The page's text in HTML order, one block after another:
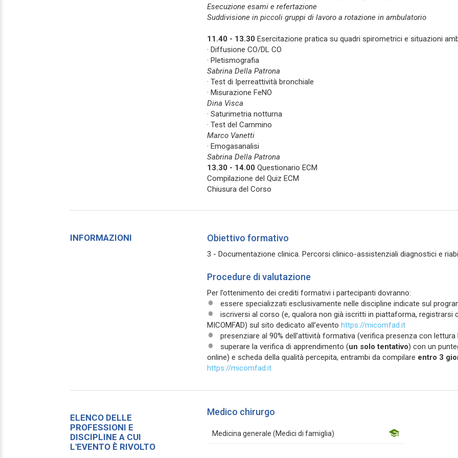
Esecuzione esami e refertazione
Suddivisione in piccoli gruppi di lavoro a rotazione in ambulatorio
11.40 - 13.30 Esercitazione pratica su quadri spirometrici e situazioni
· Diffusione CO/DL CO
· Pletismografia
Sabrina Della Patrona
· Test di Iperreattività bronchiale
· Misurazione FeNO
Dina Visca
· Saturimetria notturna
· Test del Cammino
Marco Vanetti
· Emogasanalisi
Sabrina Della Patrona
13.30 - 14.00 Questionario ECM
Compilazione del Quiz ECM
Chiusura del Corso
INFORMAZIONI Obiettivo formativo
3 - Documentazione clinica. Percorsi clinico-assistenziali diagnostici e
Procedure di valutazione
Per l’ottenimento dei crediti formativi i partecipanti dovranno:
essere specializzati esclusivamente nelle discipline indicate sul
iscriversi al corso (e, qualora non già iscritti in piattaforma,
MICOMFAD) sul sito dedicato all’evento https://micomfad.it
presenziare al 90% dell’attività formativa (verifica presenza con
superare la verifica di apprendimento (un solo tentativo) con un
online) e scheda della qualità percepita, entrambi da compilare entro 3
https://micomfad.it
ELENCO DELLE
PROFESSIONI E
DISCIPLINE A CUI
L'EVENTO È RIVOLTO
Medico chirurgo
Medicina generale (Medici di famiglia)